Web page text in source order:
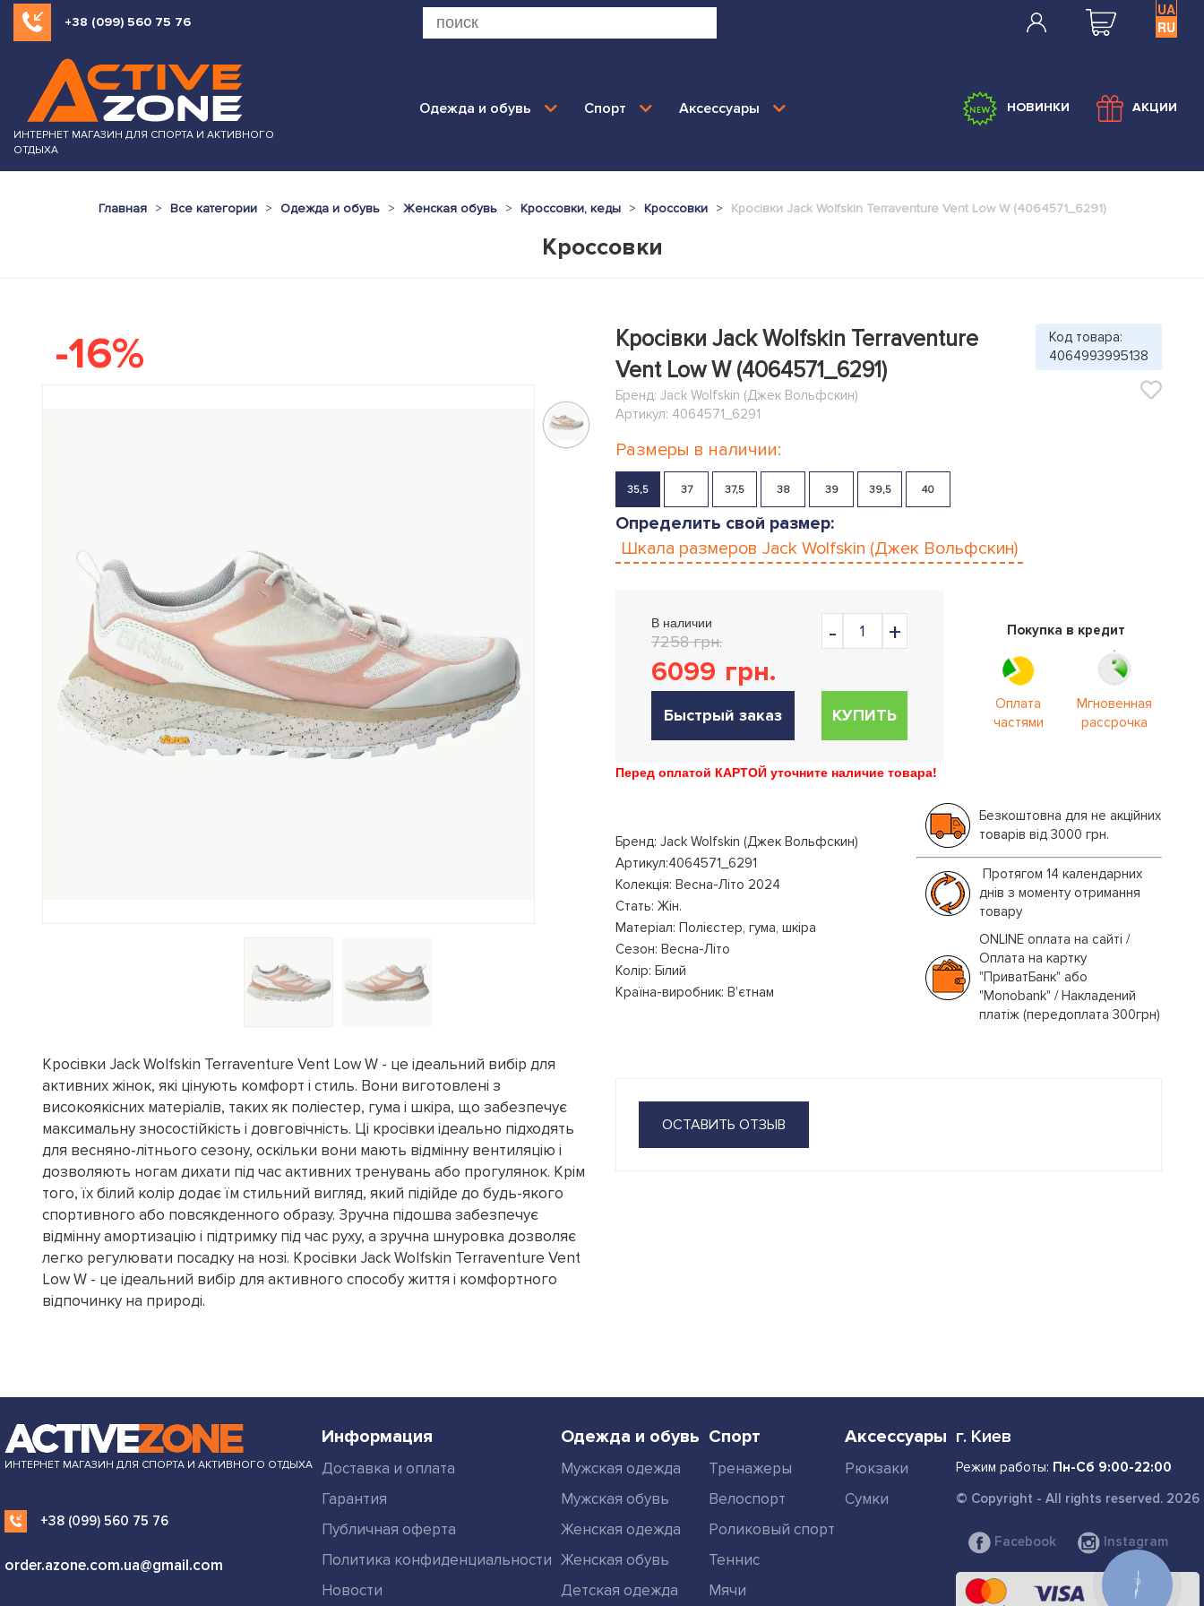
+38 (099) 560 75 76
UA
RU
ИНТЕРНЕТ МАГАЗИН ДЛЯ СПОРТА И АКТИВНОГО
ОТДЫХА
Одежда и обувь Спорт Аксессуары НОВИНКИ АКЦИИ
Главная Все категории Одежда и обувь Женская обувь Кроссовки, кеды Кроссовки Кросівки Jack Wolfskin Terraventure Vent Low W (4064571_6291)
Кроссовки
-16%
Кросівки Jack Wolfskin Terraventure Vent Low W - це ідеальний вибір для
активних жінок, які цінують комфорт і стиль. Вони виготовлені з
високоякісних матеріалів, таких як поліестер, гума і шкіра, що забезпечує
максимальну зносостійкість і довговічність. Ці кросівки ідеально підходять
для весняно-літнього сезону, оскільки вони мають відмінну вентиляцію і
дозволяють ногам дихати під час активних тренувань або прогулянок. Крім
того, їх білий колір додає їм стильний вигляд, який підійде до будь-якого
спортивного або повсякденного образу. Зручна підошва забезпечує
відмінну амортизацію і підтримку під час руху, а зручна шнуровка дозволяє
легко регулювати посадку на нозі. Кросівки Jack Wolfskin Terraventure Vent
Low W - це ідеальний вибір для активного способу життя і комфортного
відпочинку на природі.
Кросівки Jack Wolfskin Terraventure
Vent Low W (4064571_6291)
Бренд: Jack Wolfskin (Джек Вольфскин)
Артикул: 4064571_6291
Код товара:
4064993995138
Размеры в наличии:
35,5 37 37,5 38 39 39,5 40
Определить свой размер:
Шкала размеров Jack Wolfskin (Джек Вольфскин)
В наличии
7258 грн.
6099 грн.
Быстрый заказ КУПИТЬ
Покупка в кредит
Оплата
частями
Мгновенная
рассрочка
Перед оплатой КАРТОЙ уточните наличие товара!
Бренд: Jack Wolfskin (Джек Вольфскин)
Артикул:4064571_6291
Колекція: Весна-Літо 2024
Стать: Жін.
Матеріал: Полієстер, гума, шкіра
Сезон: Весна-Літо
Колір: Білий
Країна-виробник: В'єтнам
Безкоштовна для не акційних
товарів від 3000 грн.
Протягом 14 календарних
днів з моменту отримання
товару
ONLINE оплата на сайті /
Оплата на картку
"ПриватБанк" або
"Monobank" / Накладений
платіж (передоплата 300грн)
ОСТАВИТЬ ОТЗЫВ
ИНТЕРНЕТ МАГАЗИН ДЛЯ СПОРТА И АКТИВНОГО ОТДЫХА
+38 (099) 560 75 76
order.azone.com.ua@gmail.com
Информация
Доставка и оплата
Гарантия
Публичная оферта
Политика конфиденциальности
Новости
Одежда и обувь
Мужская одежда
Мужская обувь
Женская одежда
Женская обувь
Детская одежда
Спорт
Тренажеры
Велоспорт
Роликовый спорт
Теннис
Мячи
Аксессуары
Рюкзаки
Сумки
г. Киев
Режим работы: Пн-Сб 9:00-22:00
© Copyright - All rights reserved. 2026
Facebook Instagram
КНОПКА
СВЯЗИ